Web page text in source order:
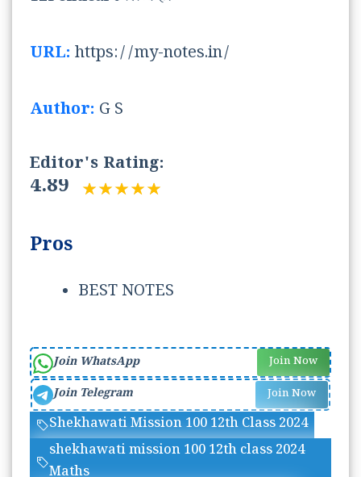
URL: https://my-notes.in/
Author: G S
Editor's Rating:
4.89
Pros
BEST NOTES
Join WhatsApp Join Now
Join Telegram Join Now
Shekhawati Mission 100 12th Class 2024
shekhawati mission 100 12th class 2024